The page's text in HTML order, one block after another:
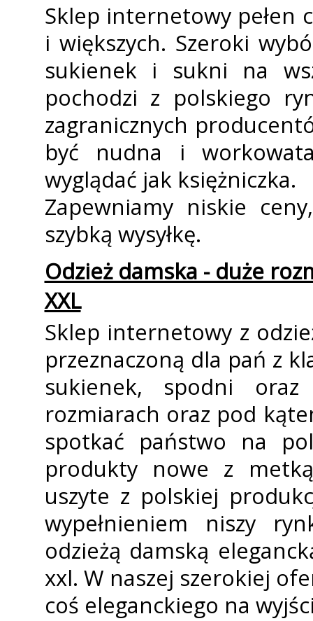
Sklep internetowy pełen
i większych. Szeroki
sukienek i sukni na
pochodzi z polskiego
zagranicznych
być nudna i
wyglądać jak księżniczka.
Zapewniamy niskie
szybką wysyłkę.
Odzież damska - duże
XXL
Sklep internetowy z
przeznaczoną dla pań z
sukienek, spodni
rozmiarach oraz pod
spotkać państwo na
produkty nowe z
uszyte z polskiej
wypełnieniem niszy
odzieżą damską
xxl. W naszej szerokiej
coś eleganckiego na